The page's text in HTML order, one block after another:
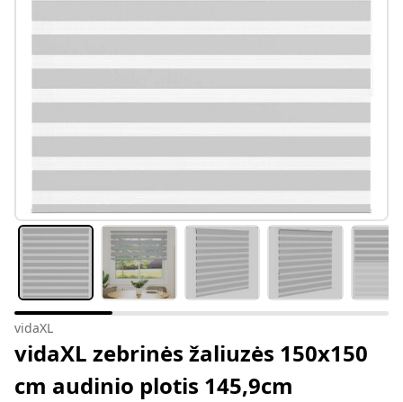
vidaXL
vidaXL zebrinės žaliuzės 150x150
cm audinio plotis 145,9cm